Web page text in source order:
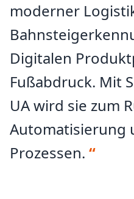
moderner
Digitalen
Fußabdruck. Mit
UA wird sie zum
Automatisierung
Prozessen. “